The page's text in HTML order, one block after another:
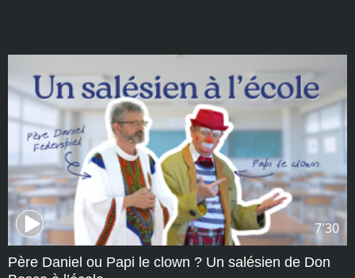
7'30
Père Daniel ou Papi le clown ? Un salésien de Don